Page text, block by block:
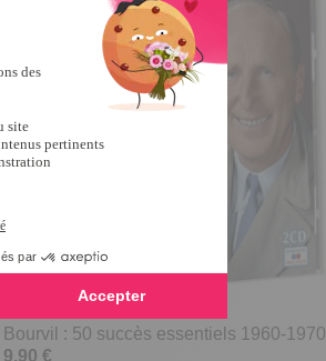
Bourvil : 50 succès essentiels 1960-1970
9,90 €